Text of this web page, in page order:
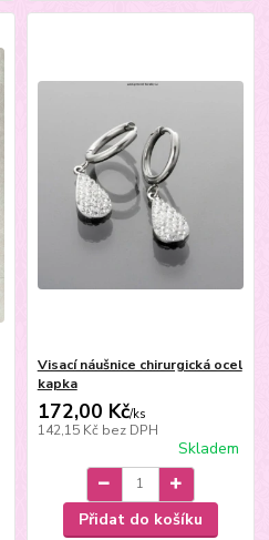
Visací náušnice chirurgická ocel
kapka
172,00 Kč/ks
142,15 Kč bez DPH
Skladem
Přidat do košíku